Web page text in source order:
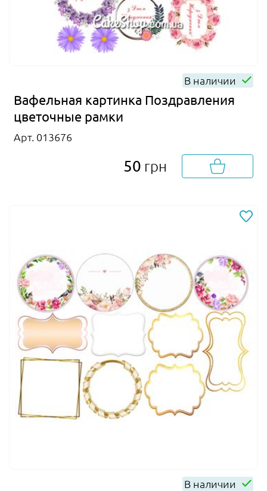
В наличии
Вафельная картинка Поздравления
цветочные рамки
Арт. 013676
50 грн
В наличии